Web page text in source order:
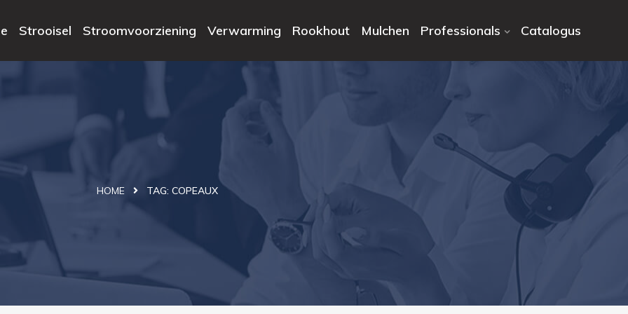
Strooisel Stroomvoorziening Verwarming Rookhout Mulchen Professionals Catalogus
HOME TAG: COPEAUX